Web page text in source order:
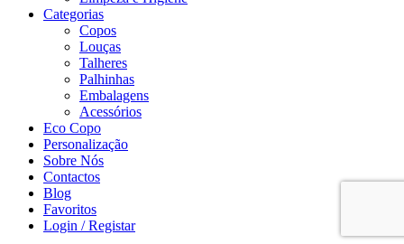
Categorias
Copos
Louças
Talheres
Palhinhas
Embalagens
Acessórios
Eco Copo
Personalização
Sobre Nós
Contactos
Blog
Favoritos
Login / Registar